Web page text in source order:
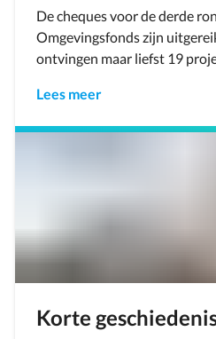
De cheques voor de derde
Omgevingsfonds zijn
ontvingen maar liefst 19
Lees meer
Korte